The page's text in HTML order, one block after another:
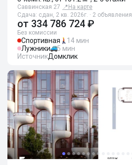
Саввинская 27 📍 На карте
Сдача: сдан, 2 кв. 2026г. · 2 объявления
от 334 786 724 ₽
Без комиссии
Спортивная
14 мин
Лужники
5 мин
ИсточникДомклик